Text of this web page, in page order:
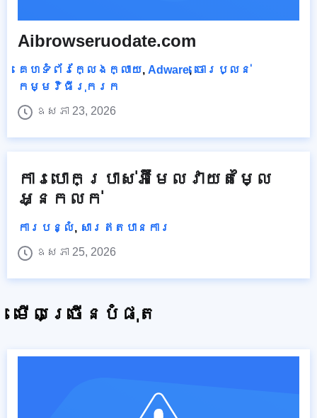
Aibrowseruodate.com
គេហទំព័រក្លែងក្លាយ, Adware, ចោរប្លន់
កម្មវិធីរុករក
ឧសភា 23, 2026
ការបោកប្រាស់អ៊ីមែលវាយតម្លៃ
អ្នកលក់
ការបន្លំ, សារឥតបានការ
ឧសភា 25, 2026
មើលច្រើនបំផុត